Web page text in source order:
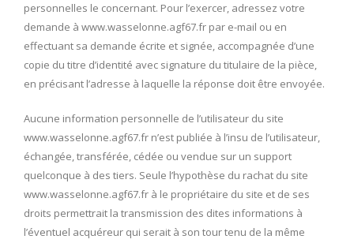
personnelles le concernant. Pour l’exercer, adressez votre
demande à www.wasselonne.agf67.fr par e-mail ou en
effectuant sa demande écrite et signée, accompagnée d’une
copie du titre d’identité avec signature du titulaire de la pièce,
en précisant l’adresse à laquelle la réponse doit être envoyée.
Aucune information personnelle de l’utilisateur du site
www.wasselonne.agf67.fr n’est publiée à l’insu de l’utilisateur,
échangée, transférée, cédée ou vendue sur un support
quelconque à des tiers. Seule l’hypothèse du rachat du site
www.wasselonne.agf67.fr à le propriétaire du site et de ses
droits permettrait la transmission des dites informations à
l’éventuel acquéreur qui serait à son tour tenu de la même